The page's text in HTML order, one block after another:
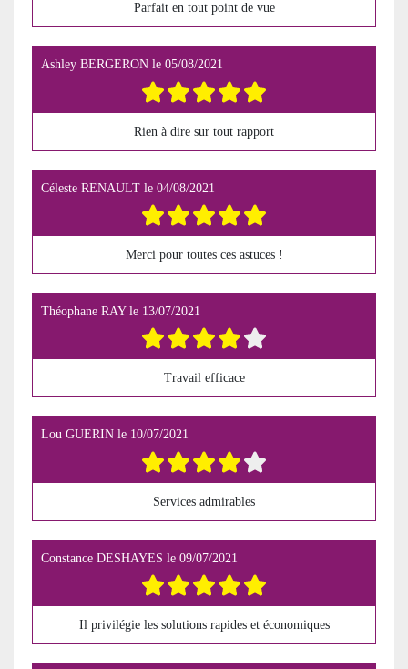
Parfait en tout point de vue
Ashley BERGERON le 05/08/2021
Rien à dire sur tout rapport
Céleste RENAULT le 04/08/2021
Merci pour toutes ces astuces !
Théophane RAYle 13/07/2021
Travail efficace
Lou GUERIN le 10/07/2021
Services admirables
Constance DESHAYES le 09/07/2021
Il privilégie les solutions rapides et économiques